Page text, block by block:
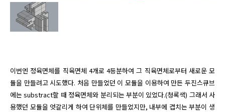
이번엔 정육면체를 직육면체 4개로 4등분하여 그 직육면체로부터 새로운 모
듈을 만들려고 시도했다. 처음 만들었던 이 모듈을 이용하여 만든 두진스큐브
에는 substract할 때 정육면체와 분리되는 부분이 있었다.(청록색) 그래서 사
용했던 모듈을 엇갈리게 하여 단위체를 만들었지만, 내부에 겹치는 부분이 생